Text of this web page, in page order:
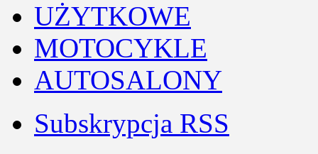
UŻYTKOWE
MOTOCYKLE
AUTOSALONY
Subskrypcja RSS